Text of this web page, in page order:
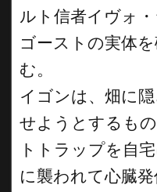
ルト信者イヴォ
ゴーストの実体
む。
イゴンは、畑に
せようとするも
トトラップを自
に襲われて心臓発